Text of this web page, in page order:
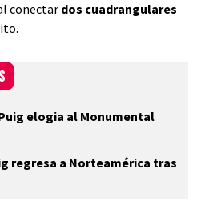
conectar dos cuadrangulares
Puig elogia al Monumental
regresa a Norteamérica tras